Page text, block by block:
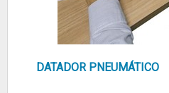
DATADOR PNEUMÁTICO